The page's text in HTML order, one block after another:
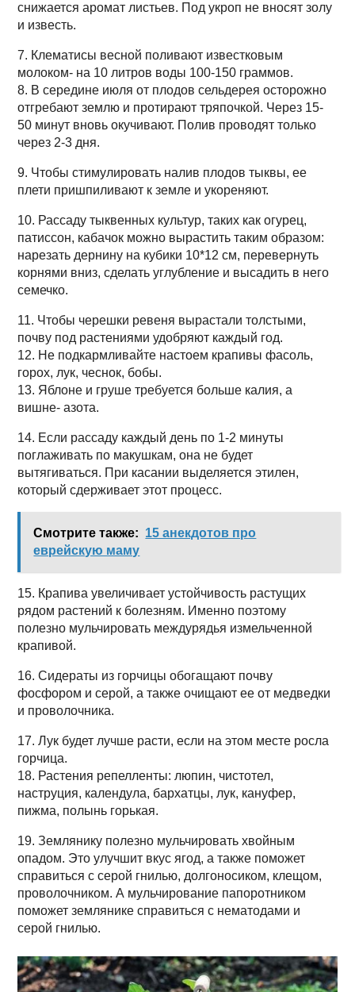
снижается аромат листьев. Под укроп не вносят золу
и известь.
7. Клематисы весной поливают известковым
молоком- на 10 литров воды 100-150 граммов.
8. В середине июля от плодов сельдерея осторожно
отгребают землю и протирают тряпочкой. Через 15-
50 минут вновь окучивают. Полив проводят только
через 2-3 дня.
9. Чтобы стимулировать налив плодов тыквы, ее
плети пришпиливают к земле и укореняют.
10. Рассаду тыквенных культур, таких как огурец,
патиссон, кабачок можно вырастить таким образом:
нарезать дернину на кубики 10*12 см, перевернуть
корнями вниз, сделать углубление и высадить в него
семечко.
11. Чтобы черешки ревеня вырастали толстыми,
почву под растениями удобряют каждый год.
12. Не подкармливайте настоем крапивы фасоль,
горох, лук, чеснок, бобы.
13. Яблоне и груше требуется больше калия, а
вишне- азота.
14. Если рассаду каждый день по 1-2 минуты
поглаживать по макушкам, она не будет
вытягиваться. При касании выделяется этилен,
который сдерживает этот процесс.
Смотрите также: 15 анекдотов про
еврейскую маму
15. Крапива увеличивает устойчивость растущих
рядом растений к болезням. Именно поэтому
полезно мульчировать междурядья измельченной
крапивой.
16. Сидераты из горчицы обогащают почву
фосфором и серой, а также очищают ее от медведки
и проволочника.
17. Лук будет лучше расти, если на этом месте росла
горчица.
18. Растения репелленты: люпин, чистотел,
наструция, календула, бархатцы, лук, кануфер,
пижма, полынь горькая.
19. Землянику полезно мульчировать хвойным
опадом. Это улучшит вкус ягод, а также поможет
справиться с серой гнилью, долгоносиком, клещом,
проволочником. А мульчирование папоротником
поможет землянике справиться с нематодами и
серой гнилью.